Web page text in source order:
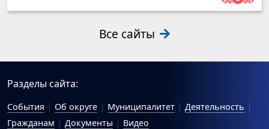
Все сайты
Разделы сайта:
События Об округе Муниципалитет
Деятельность
Гражданам
Документы Видео